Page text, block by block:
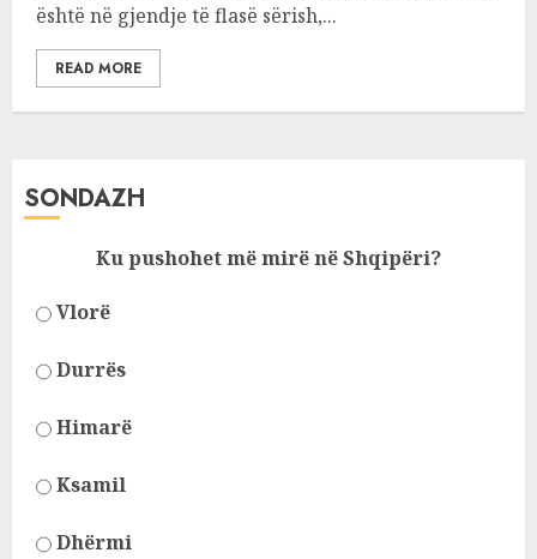
është në gjendje të flasë sërish,...
READ MORE
SONDAZH
Ku pushohet më mirë në Shqipëri?
Vlorë
Durrës
Himarë
Ksamil
Dhërmi